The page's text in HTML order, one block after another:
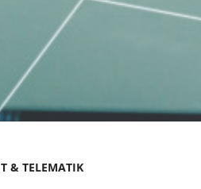
& TELEMATIK